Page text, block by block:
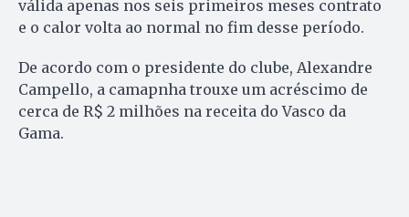
válida apenas nos seis primeiros meses contrato
e o calor volta ao normal no fim desse período.
De acordo com o presidente do clube, Alexandre
Campello, a camapnha trouxe um acréscimo de
cerca de R$ 2 milhões na receita do Vasco da
Gama.